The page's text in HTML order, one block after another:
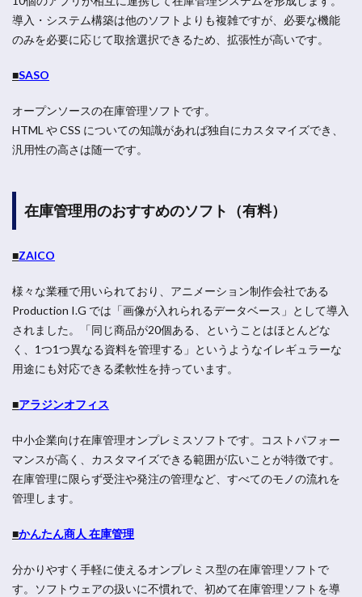
導入・システム構築は他のソフトよりも複雑ですが、必要な機能
のみを必要に応じて取捨選択できるため、拡張性が高いです。
■SASO
オープンソースの在庫管理ソフトです。
HTML や CSS についての知識があれば独自にカスタマイズでき、
汎用性の高さは随一です。
在庫管理用のおすすめのソフト（有料）
■ZAICO
様々な業種で用いられており、アニメーション制作会社である
Production I.G では「画像が入れられるデータベース」として導入
されました。「同じ商品が20個ある、ということはほとんどな
く、1つ1つ異なる資料を管理する」というようなイレギュラーな
用途にも対応できる柔軟性を持っています。
■アラジンオフィス
中小企業向け在庫管理オンプレミスソフトです。コストパフォー
マンスが高く、カスタマイズできる範囲が広いことが特徴です。
在庫管理に限らず受注や発注の管理など、すべてのモノの流れを
管理します。
■かんたん商人 在庫管理
分かりやすく手軽に使えるオンプレミス型の在庫管理ソフトで
す。ソフトウェアの扱いに不慣れで、初めて在庫管理ソフトを導